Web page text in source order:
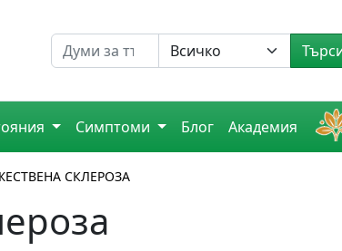
Търсене на
Симптоми Блог Академия
СКЛЕРОЗА